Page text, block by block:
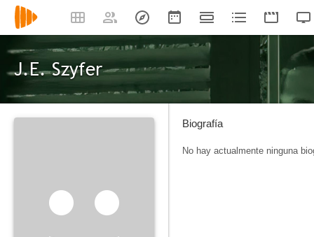
J.E. Szyfer
Biografía
No hay actualmente ninguna